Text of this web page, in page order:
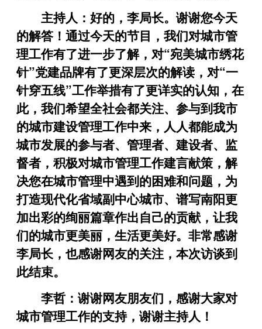
主持人：好的，李局长。谢谢您今天
的解答！通过今天的节目，我们对城市管
理工作有了进一步了解，对“宛美城市绣花
针”党建品牌有了更深层次的解读，对“一
针穿五线”工作举措有了更详实的认知，在
此，我们希望全社会都关注、参与到我市
的城市建设管理工作中来，人人都能成为
城市发展的参与者、管理者、建设者、监
督者，积极对城市管理工作建言献策，解
决您在城市管理中遇到的困难和问题，为
打造现代化省域副中心城市、谱写南阳更
加出彩的绚丽篇章作出自己的贡献，让我
们的城市更美丽，生活更美好。非常感谢
李局长，也感谢网友的关注，本次访谈到
此结束。
李哲：谢谢网友朋友们，感谢大家对
城市管理工作的支持，谢谢主持人！